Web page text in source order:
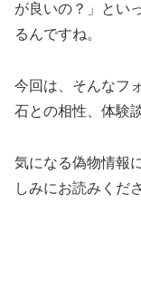
が良いの？」とい
るんですね。
今回は、そんなフ
石との相性、体験
気になる偽物情報
しみにお読みくだ